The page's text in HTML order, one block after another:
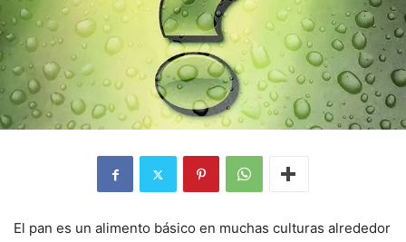
El pan es un alimento básico en muchas culturas alrededor